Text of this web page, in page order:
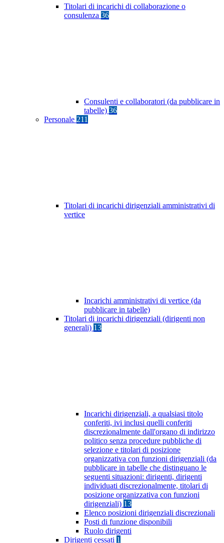
Titolari di incarichi di collaborazione o
consulenza 36
Consulenti e collaboratori (da pubblicare in
tabelle) 36
Personale 211
Titolari di incarichi dirigenziali amministrativi di
vertice
Incarichi amministrativi di vertice (da
pubblicare in tabelle)
Titolari di incarichi dirigenziali (dirigenti non
generali) 13
Incarichi dirigenziali, a qualsiasi titolo
conferiti, ivi inclusi quelli conferiti
discrezionalmente dall'organo di indirizzo
politico senza procedure pubbliche di
selezione e titolari di posizione
organizzativa con funzioni dirigenziali (da
pubblicare in tabelle che distinguano le
seguenti situazioni: dirigenti, dirigenti
individuati discrezionalmente, titolari di
posizione organizzativa con funzioni
dirigenziali) 13
Elenco posizioni dirigenziali discrezionali
Posti di funzione disponibili
Ruolo dirigenti
Dirigenti cessati 1